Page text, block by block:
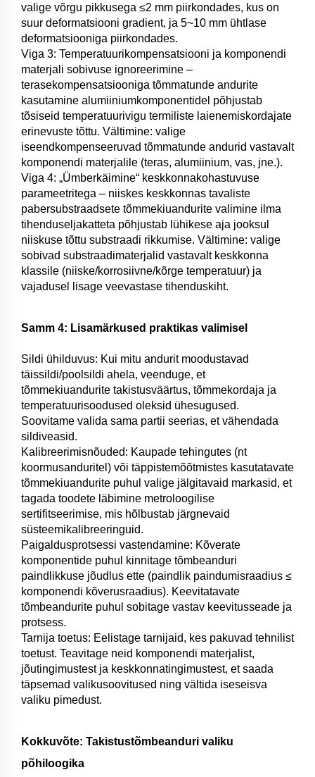
valige võrgu pikkusega ≤2 mm piirkondades, kus on
suur deformatsiooni gradient, ja 5~10 mm ühtlase
deformatsiooniga piirkondades.
Viga 3: Temperatuurikompensatsiooni ja komponendi
materjali sobivuse ignoreerimine –
terasekompensatsiooniga tõmmatunde andurite
kasutamine alumiiniumkomponentidel põhjustab
tõsiseid temperatuurivigu termiliste laienemiskordajate
erinevuste tõttu. Vältimine: valige
iseendkompenseeruvad tõmmatunde andurid vastavalt
komponendi materjalile (teras, alumiinium, vas, jne.).
Viga 4: „Ümberkäimine“ keskkonnakohastuvuse
parameetritega – niiskes keskkonnas tavaliste
pabersubstraadsete tõmmekiuandurite valimine ilma
tihenduseljakatteta põhjustab lühikese aja jooksul
niiskuse tõttu substraadi rikkumise. Vältimine: valige
sobivad substraadimaterjalid vastavalt keskkonna
klassile (niiske/korrosiivne/kõrge temperatuur) ja
vajadusel lisage veevastase tihenduskiht.
Samm 4: Lisamärkused praktikas valimisel
Sildi ühilduvus: Kui mitu andurit moodustavad
täissildi/poolsildi ahela, veenduge, et
tõmmekiuandurite takistusväärtus, tõmmekordaja ja
temperatuurisoodused oleksid ühesugused.
Soovitame valida sama partii seerias, et vähendada
sildiveasid.
Kalibreerimisnõuded: Kaupade tehingutes (nt
koormusanduritel) või täppistemõõtmistes kasutatavate
tõmmekiuandurite puhul valige jälgitavaid markasid, et
tagada toodete läbimine metroloogilise
sertifitseerimise, mis hõlbustab järgnevaid
süsteemikalibreeringuid.
Paigaldusprotsessi vastendamine: Kõverate
komponentide puhul kinnitage tõmbeanduri
paindlikkuse jõudlus ette (paindlik paindumisraadius ≤
komponendi kõverusraadius). Keevitatavate
tõmbeandurite puhul sobitage vastav keevitusseade ja
protsess.
Tarnija toetus: Eelistage tarnijaid, kes pakuvad tehnilist
toetust. Teavitage neid komponendi materjalist,
jõutingimustest ja keskkonnatingimustest, et saada
täpsemad valikusoovitused ning vältida iseseisva
valiku pimedust.
Kokkuvõte: Takistustõmbeanduri valiku
põhiloogika